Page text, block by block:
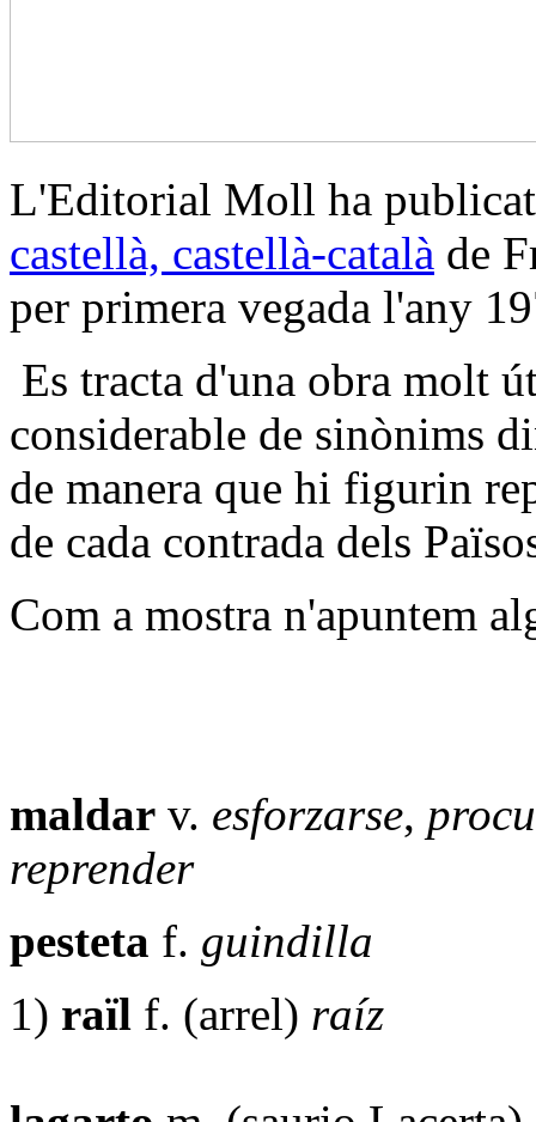
L'Editorial Moll ha
castellà, castellà-català de
per primera vegada l'any
Es tracta d'una obra molt
considerable de sinònims
de manera que hi figurin
de cada contrada dels
Com a mostra n'apuntem
maldar v. esforzarse,
reprender
pesteta f. guindilla
1) raïl f. (arrel) raíz